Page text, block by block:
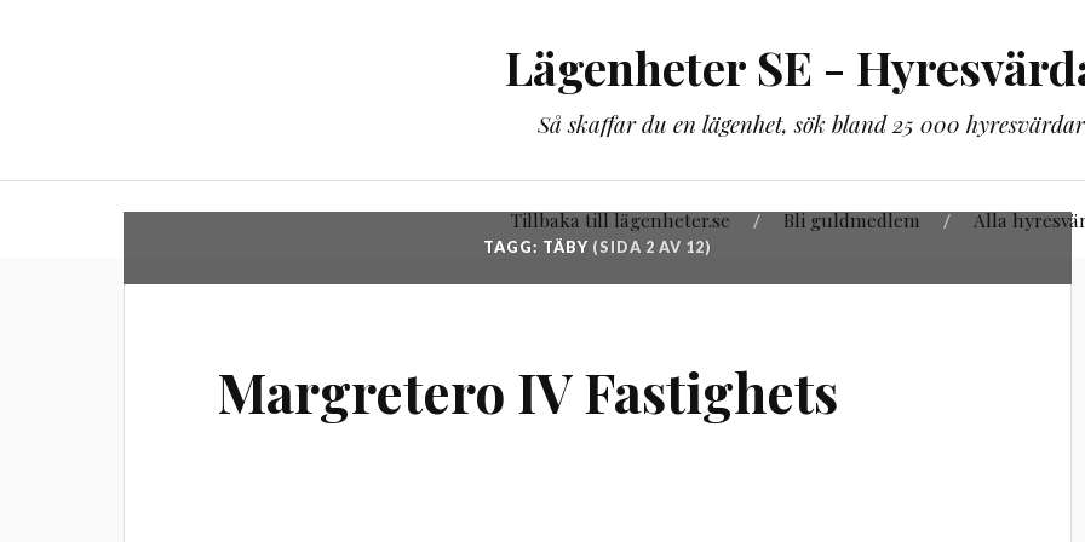
Lägenheter SE -
Så skaffar du en lägenhet, sök bland 25 000
Tillbaka till lägenheter.se Bli guldmedlem Alla
TAGG: TÄBY (SIDA 2 AV 12)
Margretero IV Fastighets